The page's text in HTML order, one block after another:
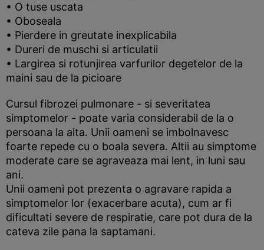
• O tuse uscata
• Oboseala
• Pierdere in greutate inexplicabila
• Dureri de muschi si articulatii
• Largirea si rotunjirea varfurilor degetelor de la
maini sau de la picioare
Cursul fibrozei pulmonare - si severitatea
simptomelor - poate varia considerabil de la o
persoana la alta. Unii oameni se imbolnavesc
foarte repede cu o boala severa. Altii au simptome
moderate care se agraveaza mai lent, in luni sau
ani.
Unii oameni pot prezenta o agravare rapida a
simptomelor lor (exacerbare acuta), cum ar fi
dificultati severe de respiratie, care pot dura de la
cateva zile pana la saptamani.